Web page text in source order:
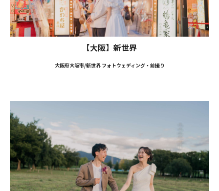
【大阪】新世界
大阪府大阪市/新世界 フォトウェディング・前撮り